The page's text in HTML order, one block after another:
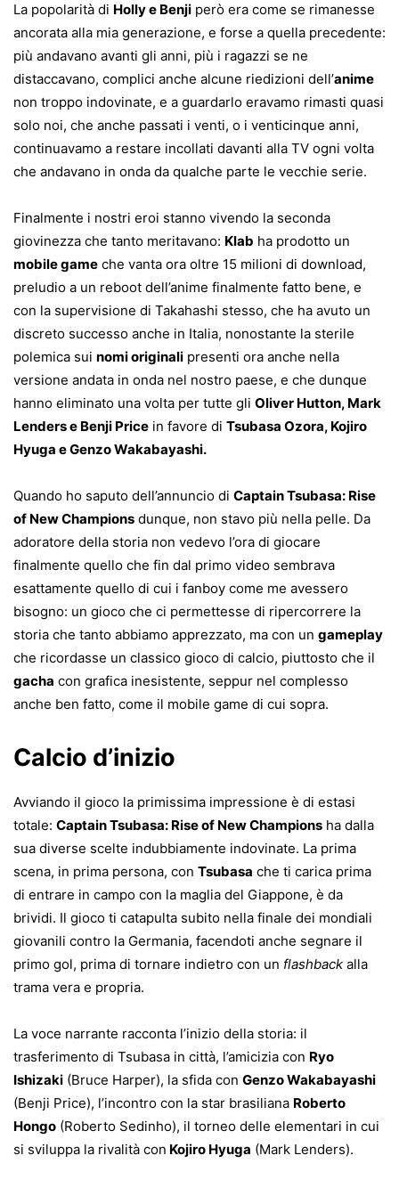
La popolarità di Holly e Benji però era come se rimanesse
ancorata alla mia generazione, e forse a quella precedente:
più andavano avanti gli anni, più i ragazzi se ne
distaccavano, complici anche alcune riedizioni dell’anime
non troppo indovinate, e a guardarlo eravamo rimasti quasi
solo noi, che anche passati i venti, o i venticinque anni,
continuavamo a restare incollati davanti alla TV ogni volta
che andavano in onda da qualche parte le vecchie serie.
Finalmente i nostri eroi stanno vivendo la seconda
giovinezza che tanto meritavano: Klab ha prodotto un
mobile game che vanta ora oltre 15 milioni di download,
preludio a un reboot dell’anime finalmente fatto bene, e
con la supervisione di Takahashi stesso, che ha avuto un
discreto successo anche in Italia, nonostante la sterile
polemica sui nomi originali presenti ora anche nella
versione andata in onda nel nostro paese, e che dunque
hanno eliminato una volta per tutte gli Oliver Hutton, Mark
Lenders e Benji Price in favore di Tsubasa Ozora, Kojiro
Hyuga e Genzo Wakabayashi.
Quando ho saputo dell’annuncio di Captain Tsubasa: Rise
of New Champions dunque, non stavo più nella pelle. Da
adoratore della storia non vedevo l’ora di giocare
finalmente quello che fin dal primo video sembrava
esattamente quello di cui i fanboy come me avessero
bisogno: un gioco che ci permettesse di ripercorrere la
storia che tanto abbiamo apprezzato, ma con un gameplay
che ricordasse un classico gioco di calcio, piuttosto che il
gacha con grafica inesistente, seppur nel complesso
anche ben fatto, come il mobile game di cui sopra.
Calcio d’inizio
Avviando il gioco la primissima impressione è di estasi
totale: Captain Tsubasa: Rise of New Champions ha dalla
sua diverse scelte indubbiamente indovinate. La prima
scena, in prima persona, con Tsubasa che ti carica prima
di entrare in campo con la maglia del Giappone, è da
brividi. Il gioco ti catapulta subito nella finale dei mondiali
giovanili contro la Germania, facendoti anche segnare il
primo gol, prima di tornare indietro con un flashback alla
trama vera e propria.
La voce narrante racconta l’inizio della storia: il
trasferimento di Tsubasa in città, l’amicizia con Ryo
Ishizaki (Bruce Harper), la sfida con Genzo Wakabayashi
(Benji Price), l’incontro con la star brasiliana Roberto
Hongo (Roberto Sedinho), il torneo delle elementari in cui
si sviluppa la rivalità con Kojiro Hyuga (Mark Lenders).